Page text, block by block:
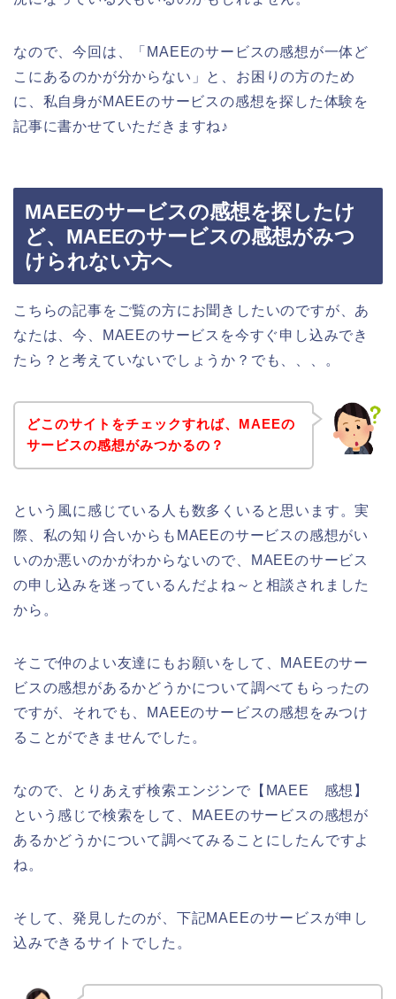
なので、今回は、「MAEEのサービスの感想が一体ど
こにあるのかが分からない」と、お困りの方のため
に、私自身がMAEEのサービスの感想を探した体験を
記事に書かせていただきますね♪
MAEEのサービスの感想を探したけ
ど、MAEEのサービスの感想がみつ
けられない方へ
こちらの記事をご覧の方にお聞きしたいのですが、あ
なたは、今、MAEEのサービスを今すぐ申し込みでき
たら？と考えていないでしょうか？でも、、、。
どこのサイトをチェックすれば、MAEEの
サービスの感想がみつかるの？
という風に感じている人も数多くいると思います。実
際、私の知り合いからもMAEEのサービスの感想がい
いのか悪いのかがわからないので、MAEEのサービス
の申し込みを迷っているんだよね～と相談されました
から。
そこで仲のよい友達にもお願いをして、MAEEのサー
ビスの感想があるかどうかについて調べてもらったの
ですが、それでも、MAEEのサービスの感想をみつけ
ることができませんでした。
なので、とりあえず検索エンジンで【MAEE 感想】
という感じで検索をして、MAEEのサービスの感想が
あるかどうかについて調べてみることにしたんですよ
ね。
そして、発見したのが、下記MAEEのサービスが申し
込みできるサイトでした。